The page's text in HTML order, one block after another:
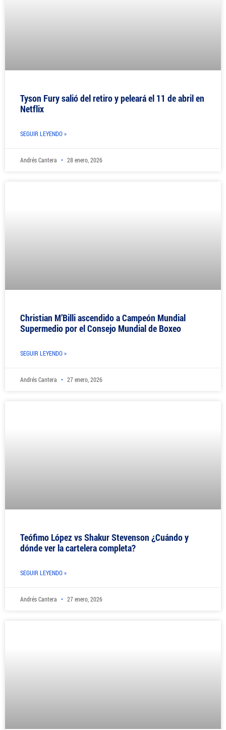
Tyson Fury salió del retiro y peleará el 11 de abril en
Netflix
SEGUIR LEYENDO »
Andrés Cantera 28 enero, 2026
Christian M’Billi ascendido a Campeón Mundial
Supermedio por el Consejo Mundial de Boxeo
SEGUIR LEYENDO »
Andrés Cantera 27 enero, 2026
Teófimo López vs Shakur Stevenson ¿Cuándo y
dónde ver la cartelera completa?
SEGUIR LEYENDO »
Andrés Cantera 27 enero, 2026